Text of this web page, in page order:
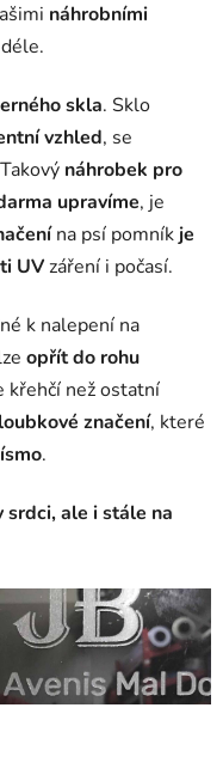
náhrobními
skla. Sklo
vzhled, se
náhrobek pro
upravíme, je
na psí pomník je
UVzáření i počasí.
k nalepení na
opřít do rohu
křehčí než ostatní
značení, které
.
srdci, ale i stále na